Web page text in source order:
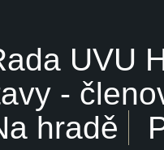
UVU
-
hradě